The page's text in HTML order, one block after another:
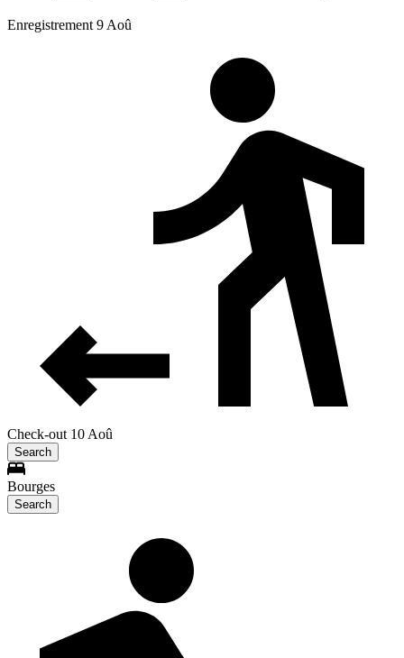
Enregistrement 9 Aoû
Check-out 10 Aoû
Search
Bourges
Search